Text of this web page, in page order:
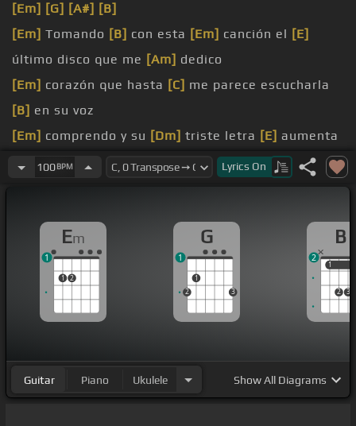
[Em] [G] [A#] [B]
[Em] Tomando [B] con esta [Em] canción el [E]
último disco que me [Am] dedico
[Em] corazón que hasta [C] me parece escucharla
[B] en su voz
[Em] comprendo y su [Dm] triste letra [E] aumenta
[Am]mi dolor
[B]cuando
mil veces señor cantinero que quiero
se raye que yo se lo pago y plata es
lo que hay
100BPM Lyrics On
Em
1 2
1
G
2
1
3
1
B
1
2 3
1
2
Guitar Piano Ukulele ShowAll Diagrams